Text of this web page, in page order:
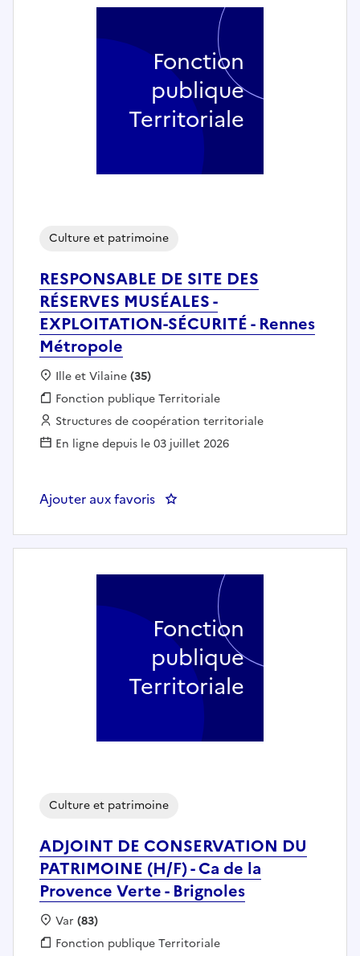
RESPONSABLE DE SITE DES
RÉSERVES MUSÉALES -
EXPLOITATION-SÉCURITÉ - Rennes
Métropole
Culture et patrimoine
Localisation :
Ille et Vilaine(35)
Fonction publique :
Fonction publique Territoriale
Employeur :
Structures de coopération territoriale
En ligne depuis le 03 juillet 2026
Ajouter aux favoris : RESPONSABLE DE SITE DES
Fonction
publique
Territoriale
ADJOINT DE CONSERVATION DU
PATRIMOINE (H/F) - Ca de la
Provence Verte - Brignoles
Culture et patrimoine
Localisation :
Var (83)
Fonction publique :
Fonction publique Territoriale
Fonction
publique
Territoriale